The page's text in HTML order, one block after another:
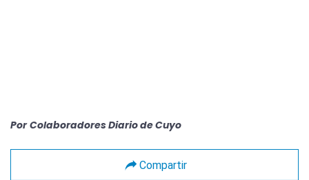
Por Colaboradores Diario de Cuyo
Compartir